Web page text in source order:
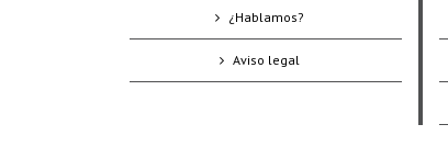
¿Hablamos?
Aviso legal